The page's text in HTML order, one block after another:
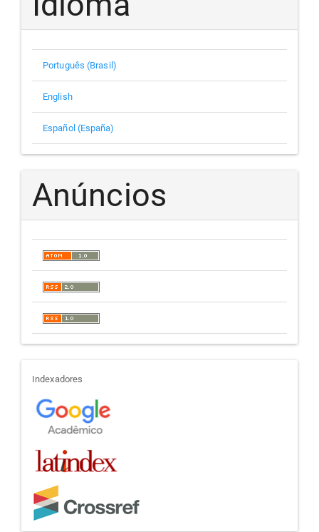
Português (Brasil)
English
Español (España)
Anúncios
indexadores
Indexadores